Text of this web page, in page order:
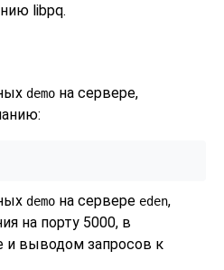
libpq.
demo на сервере,
demo на сервере eden,
на порту 5000, в
и выводом запросов к